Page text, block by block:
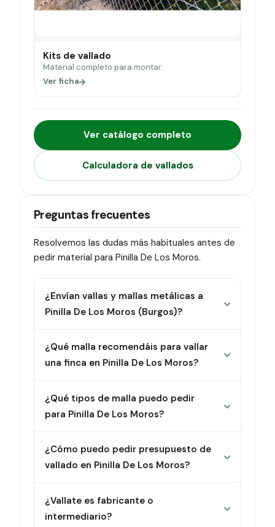
Kits de vallado
Material completo para montar.
Ver ficha
Ver catálogo completo
Calculadora de vallados
Preguntas frecuentes
Resolvemos las dudas más habituales antes de
pedir material para Pinilla De Los Moros.
¿Envían vallas y mallas metálicas a
Pinilla De Los Moros (Burgos)?
¿Qué malla recomendáis para vallar
una finca en Pinilla De Los Moros?
¿Qué tipos de malla puedo pedir
para Pinilla De Los Moros?
¿Cómo puedo pedir presupuesto de
vallado en Pinilla De Los Moros?
¿Vallate es fabricante o
intermediario?